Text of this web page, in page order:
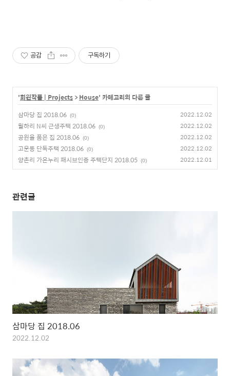
공감 구독하기
'회원작품 | Projects > House' 카테고리의 다른 글
삼마당 집 2018.06 (0) 2022.12.02
월하리 N씨 근생주택 2018.06 (0) 2022.12.02
공원을 품은 집 2018.06 (0) 2022.12.02
고운동 단독주택 2018.06 (0) 2022.12.02
양촌리 가온누리 패시브인증 주택단지 2018.05 (0) 2022.12.01
관련글
삼마당 집 2018.06
2022.12.02